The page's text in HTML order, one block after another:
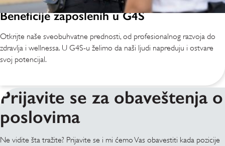
Beneficije zaposlenih u G4S
Otkrijte naše sveobuhvatne prednosti, od profesionalnog razvoja do
zdravlja i wellnessa. U G4S-u želimo da naši ljudi napreduju i ostvare
svoj potencijal.
Prijavite se za obaveštenja o
poslovima
Ne vidite šta tražite? Prijavite se i mi ćemo Vas obavestiti kada pozicije